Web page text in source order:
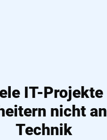
IT-Projekte
nicht an
Technik